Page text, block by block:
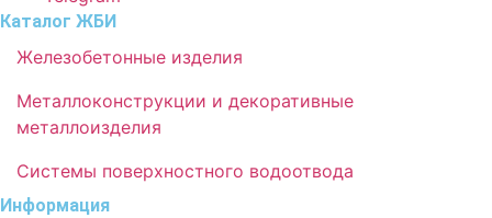
Каталог ЖБИ
Железобетонные изделия
Металлоконструкции и декоративные
металлоизделия
Системы поверхностного водоотвода
Информация